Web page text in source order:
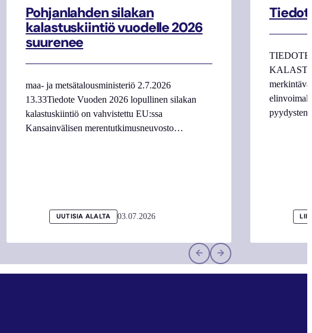
Pohjanlahden silakan
kalastuskiintiö vuodelle 2026
suurenee
maa- ja metsätalousministeriö 2.7.2026
13.33Tiedote Vuoden 2026 lopullinen silakan
kalastuskiintiö on vahvistettu EU:ssa
Kansainvälisen merentutkimusneuvosto…
UUTISIA ALALTA 03.07.2026
pyydysten